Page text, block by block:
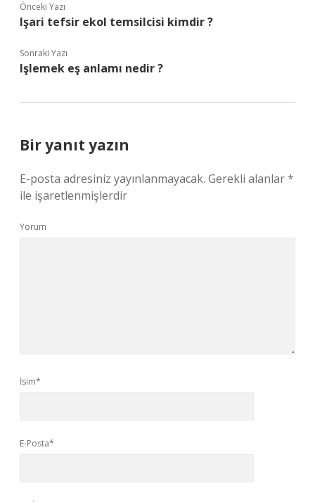
Önceki Yazı
Işari tefsir ekol temsilcisi kimdir ?
Sonraki Yazı
Işlemek eş anlamı nedir ?
Bir yanıt yazın
E-posta adresiniz yayınlanmayacak. Gerekli alanlar*
ile işaretlenmişlerdir
Yorum
İsim*
E-Posta*